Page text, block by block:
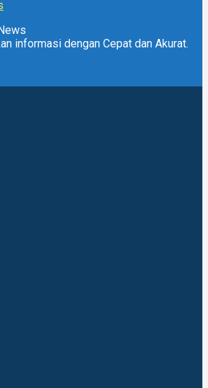
informasi dengan Cepat dan Akurat.